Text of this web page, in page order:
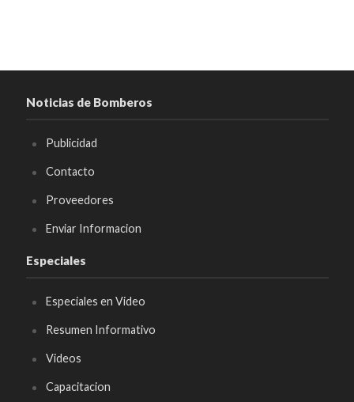
Noticias de Bomberos
Publicidad
Contacto
Proveedores
Enviar Informacion
Especiales
Especiales en Video
Resumen Informativo
Videos
Capacitacion